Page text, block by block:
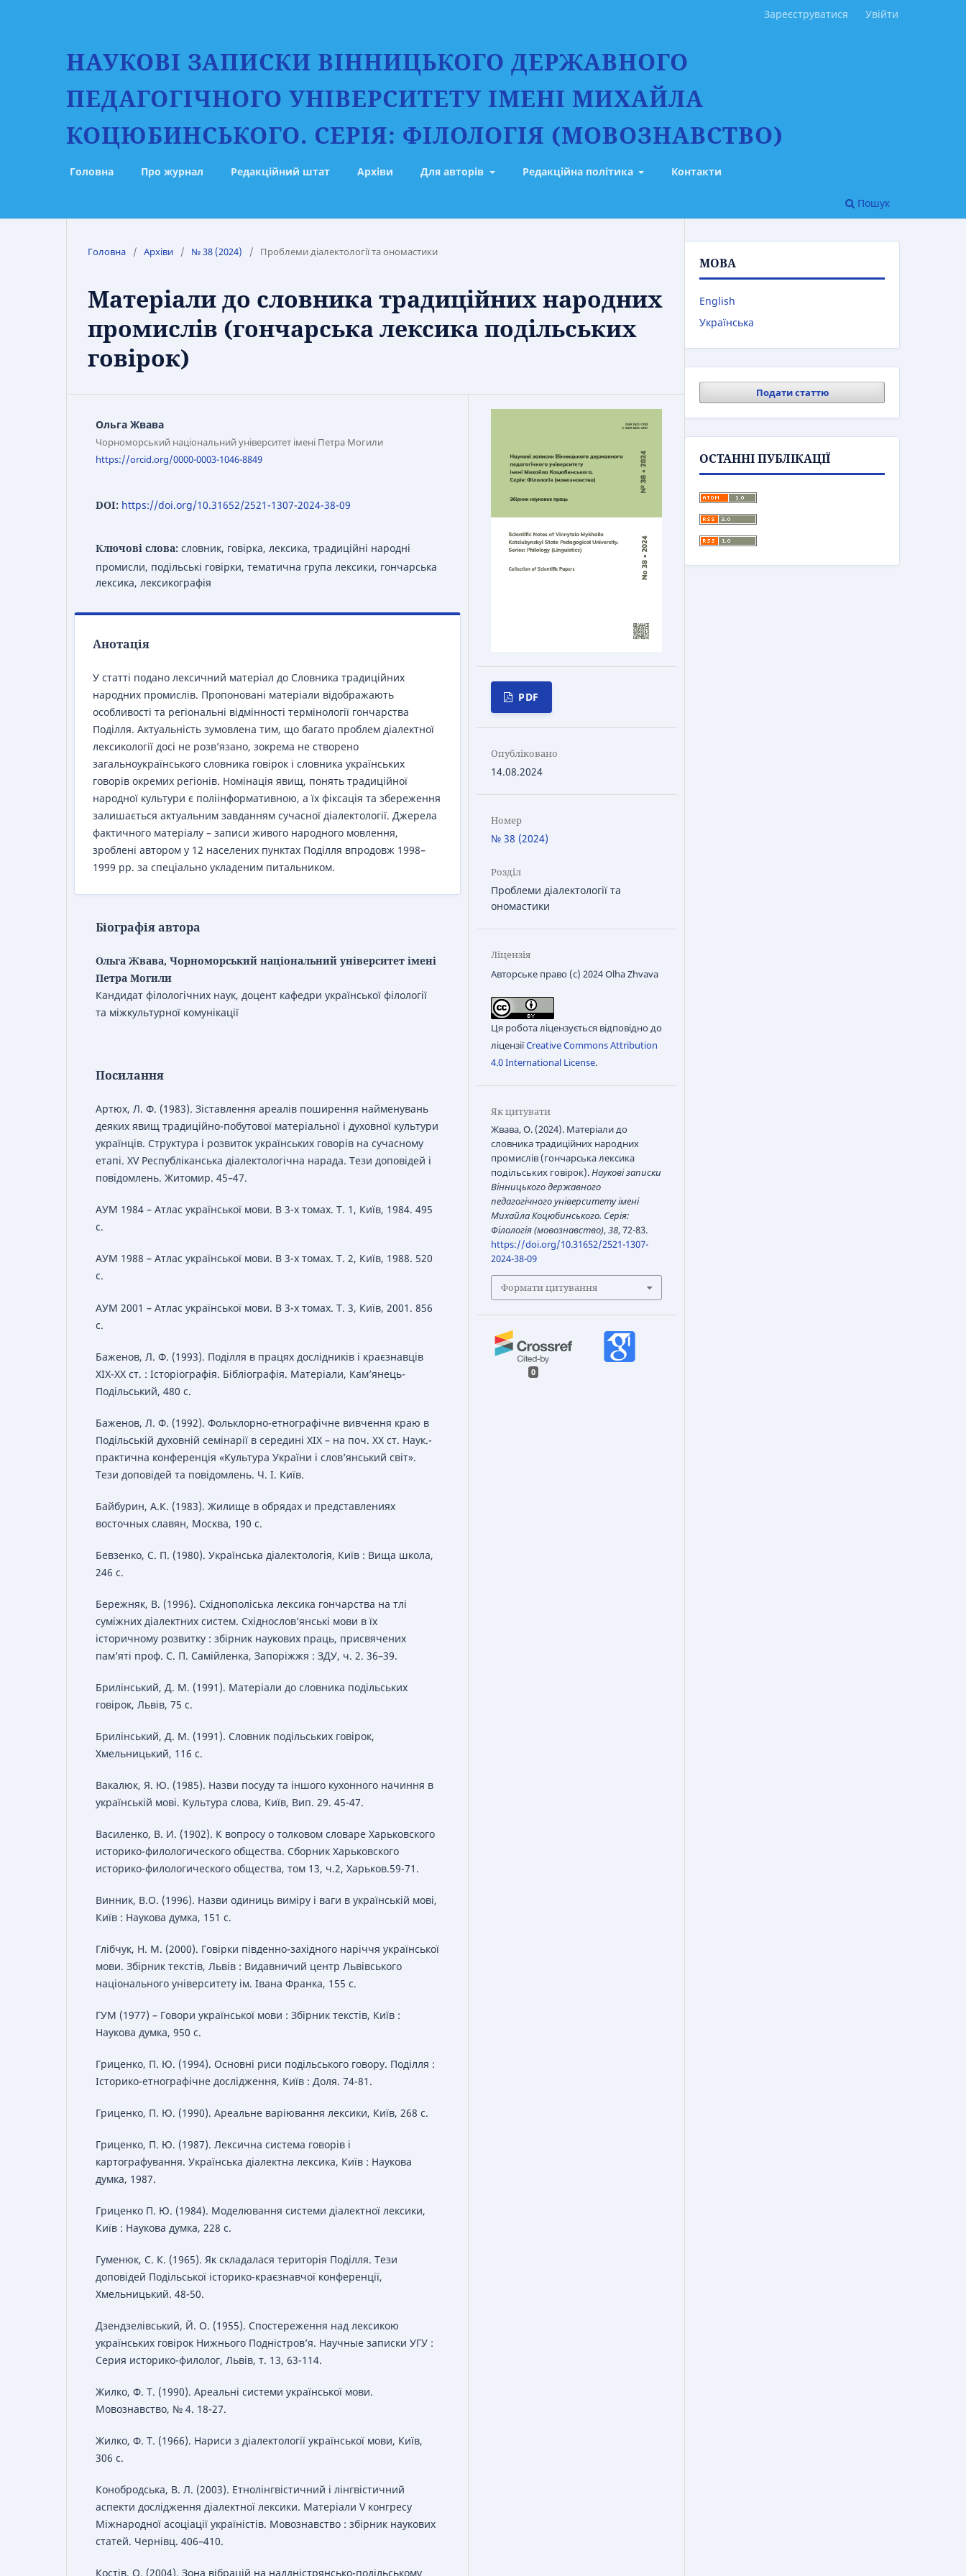
НАУКОВІ ЗАПИСКИ ВІННИЦЬКОГО ДЕРЖАВНОГО
ПЕДАГОГІЧНОГО УНІВЕРСИТЕТУ ІМЕНІ МИХАЙЛА
КОЦЮБИНСЬКОГО. СЕРІЯ: ФІЛОЛОГІЯ (МОВОЗНАВСТВО)
Головна Про журнал Редакційний штат Архіви Для авторів Редакційна політика Контакти
Пошук
Зареєструватися Увійти
Головна / Архіви / № 38 (2024) / Проблеми діалектології та ономастики
Матеріали до словника традиційних народних
промислів (гончарська лексика подільських
говірок)
Ольга Жвава
Чорноморський національний університет імені Петра Могили
https://orcid.org/0000-0003-1046-8849
DOI: https://doi.org/10.31652/2521-1307-2024-38-09
Ключові слова: словник, говірка, лексика, традиційні народні
промисли, подільські говірки, тематична група лексики, гончарська
лексика, лексикографія
Анотація
У статті подано лексичний матеріал до Словника традиційних
народних промислів. Пропоновані матеріали відображають
особливості та регіональні відмінності термінології гончарства
Поділля. Актуальність зумовлена тим, що багато проблем діалектної
лексикології досі не розв’язано, зокрема не створено
загальноукраїнського словника говірок і словника українських
говорів окремих регіонів. Номінація явищ, понять традиційної
народної культури є поліінформативною, а їх фіксація та збереження
залишається актуальним завданням сучасної діалектології. Джерела
фактичного матеріалу – записи живого народного мовлення,
зроблені автором у 12 населених пунктах Поділля впродовж 1998–
1999 рр. за спеціально укладеним питальником.
Біографія автора
Ольга Жвава, Чорноморський національний університет імені
Петра Могили
Кандидат філологічних наук, доцент кафедри української філології
та міжкультурної комунікації
Посилання
Артюх, Л. Ф. (1983). Зіставлення ареалів поширення найменувань
деяких явищ традиційно-побутової матеріальної і духовної культури
українців. Структура і розвиток українських говорів на сучасному
етапі. XV Республіканська діалектологічна нарада. Тези доповідей і
повідомлень. Житомир. 45–47.
АУМ 1984 – Атлас української мови. В 3-х томах. Т. 1, Київ, 1984. 495
с.
АУМ 1988 – Атлас української мови. В 3-х томах. Т. 2, Київ, 1988. 520
с.
АУМ 2001 – Атлас української мови. В 3-х томах. Т. 3, Київ, 2001. 856
с.
Баженов, Л. Ф. (1993). Поділля в працях дослідників і краєзнавців
ХІХ-ХХ ст. : Історіографія. Бібліографія. Матеріали, Кам’янець-
Подільський, 480 с.
Баженов, Л. Ф. (1992). Фольклорно-етнографічне вивчення краю в
Подільській духовній семінарії в середині XIX – на поч. XX ст. Наук.-
практична конференція «Культура України і слов’янський світ».
Тези доповідей та повідомлень. Ч. І. Київ.
Байбурин, А.К. (1983). Жилище в обрядах и представлениях
восточных славян, Москва, 190 с.
Бевзенко, С. П. (1980). Українська діалектологія, Київ : Вища школа,
246 с.
Бережняк, В. (1996). Східнополіська лексика гончарства на тлі
суміжних діалектних систем. Східнослов’янські мови в їх
історичному розвитку : збірник наукових праць, присвячених
пам’яті проф. С. П. Самійленка, Запоріжжя : ЗДУ, ч. 2. 36–39.
Брилінський, Д. М. (1991). Матеріали до словника подільських
говірок, Львів, 75 с.
Брилінський, Д. М. (1991). Словник подільських говірок,
Хмельницький, 116 с.
Вакалюк, Я. Ю. (1985). Назви посуду та іншого кухонного начиння в
українській мові. Культура слова, Київ, Вип. 29. 45-47.
Василенко, В. И. (1902). К вопросу о толковом словаре Харьковского
историко-филологического общества. Сборник Харьковского
историко-филологического общества, том 13, ч.2, Харьков.59-71.
Винник, В.О. (1996). Назви одиниць виміру і ваги в українській мові,
Київ : Наукова думка, 151 с.
Глібчук, Н. М. (2000). Говірки південно-західного наріччя української
мови. Збірник текстів, Львів : Видавничий центр Львівського
національного університету ім. Івана Франка, 155 с.
ГУМ (1977) – Говори української мови : Збірник текстів, Київ :
Наукова думка, 950 с.
Гриценко, П. Ю. (1994). Основні риси подільського говору. Поділля :
Історико-етнографічне дослідження, Київ : Доля. 74-81.
Гриценко, П. Ю. (1990). Ареальне варіювання лексики, Київ, 268 с.
Гриценко, П. Ю. (1987). Лексична система говорів i
картографування. Українська дiалектна лексика, Київ : Наукова
думка, 1987.
Гриценко П. Ю. (1984). Моделювання системи діалектної лексики,
Київ : Наукова думка, 228 с.
Гуменюк, С. К. (1965). Як складалася територія Поділля. Тези
доповідей Подільської історико-краєзнавчої конференції,
Хмельницький. 48-50.
Дзендзелівський, Й. О. (1955). Спостереження над лексикою
українських говірок Нижнього Подністров’я. Научные записки УГУ :
Серия историко-филолог, Львів, т. 13, 63-114.
Жилко, Ф. Т. (1990). Ареальні системи української мови.
Мовознавство, № 4. 18-27.
Жилко, Ф. Т. (1966). Нариси з діалектології української мови, Київ,
306 с.
Конобродська, В. Л. (2003). Етнолінгвістичний і лінгвістичний
аспекти дослідження діалектної лексики. Матеріали V конгресу
Міжнародної асоціації україністів. Мовознавство : збірник наукових
статей. Чернівц. 406–410.
Костів, О. (2004). Зона вібрацій на наддністрянсько-подільському
PDF
Опубліковано
14.08.2024
Номер
№ 38 (2024)
Розділ
Проблеми діалектології та
ономастики
Ліцензія
Авторське право (c) 2024 Olha Zhvava
Ця робота ліцензується відповідно до
ліцензіїCreative Commons Attribution
4.0 International License.
Як цитувати
Жвава, О. (2024). Матеріали до
словника традиційних народних
промислів (гончарська лексика
подільських говірок).Наукові записки
Вінницького державного
педагогічного університету імені
Михайла Коцюбинського. Серія:
Філологія (мовознавство),38, 72-83.
https://doi.org/10.31652/2521-1307-
2024-38-09
Формати цитування
0
МОВА
English
Українська
Подати статтю
ОСТАННІ ПУБЛІКАЦІЇ